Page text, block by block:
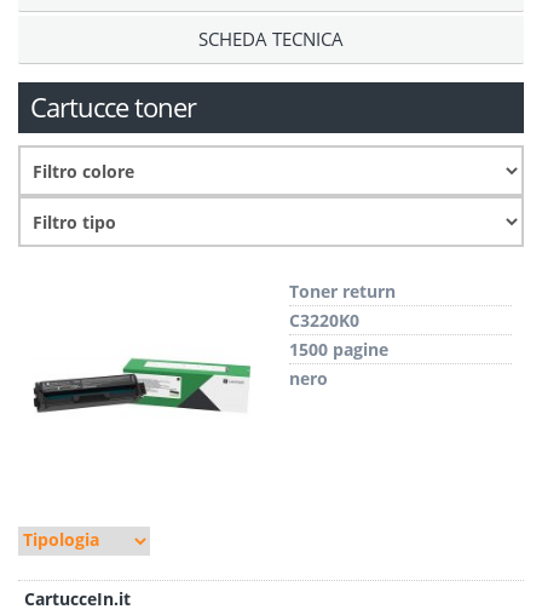
SCHEDA TECNICA
Cartucce toner
Toner return
C3220K0
1500 pagine
nero
CartucceIn.it